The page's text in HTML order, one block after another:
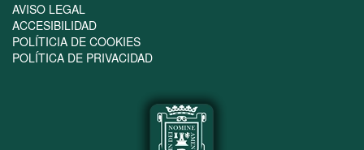
AVISO LEGAL
ACCESIBILIDAD
POLÍTICIA DE COOKIES
POLÍTICA DE PRIVACIDAD